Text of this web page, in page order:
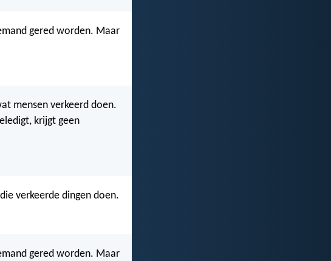
gered worden. Maar
mensen verkeerd doen.
krijgt geen
verkeerde dingen doen.
gered worden. Maar